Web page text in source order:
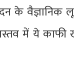
के
में ये